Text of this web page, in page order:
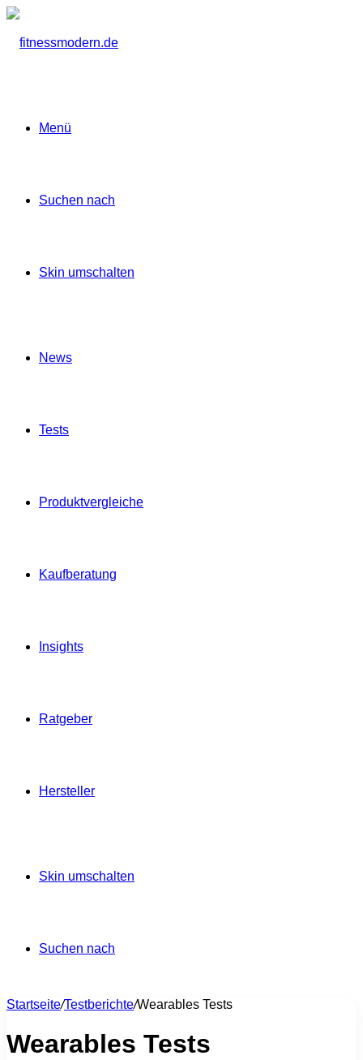
Menü
Suchen nach
Skin umschalten
News
Tests
Produktvergleiche
Kaufberatung
Insights
Ratgeber
Hersteller
Skin umschalten
Suchen nach
Startseite/Testberichte/Wearables Tests
Wearables Tests